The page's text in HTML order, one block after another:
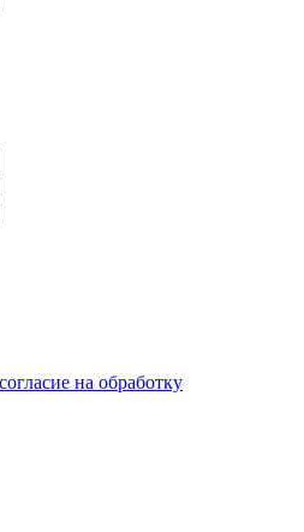
согласие на обработку